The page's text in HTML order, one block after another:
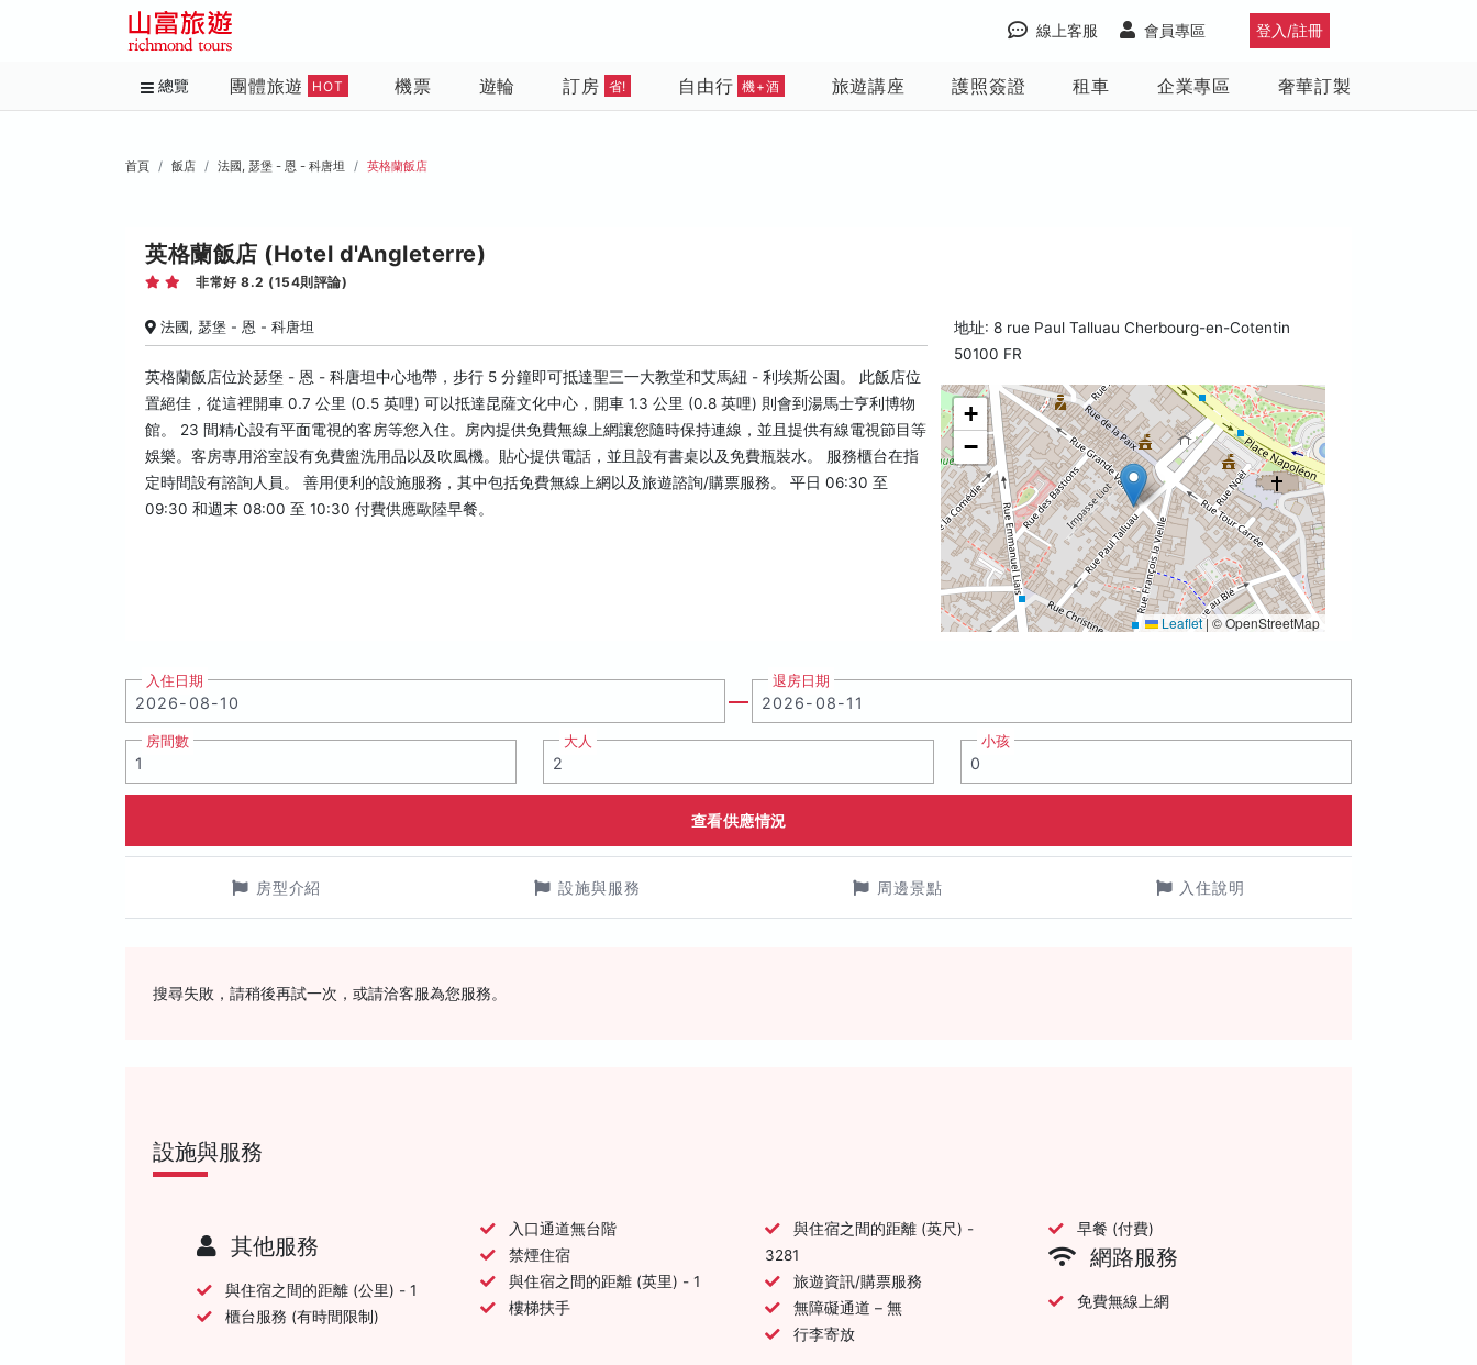
登入/註冊
會員專區
線上客服
總覽 團體旅遊 HOT 機票 遊輪 訂房 省! 自由行 機+酒 旅遊講座 護照簽證 租車 企業專區 奢華訂製
首頁 飯店 法國, 瑟堡 - 恩 - 科唐坦 英格蘭飯店
英格蘭飯店 (Hotel d'Angleterre)
非常好 8.2 (154則評論)
法國, 瑟堡 - 恩 - 科唐坦
英格蘭飯店位於瑟堡 - 恩 - 科唐坦中心地帶，步行 5 分鐘即可抵達聖三一大教堂和艾馬紐 - 利埃斯公園。 此飯店位
置絕佳，從這裡開車 0.7 公里 (0.5 英哩) 可以抵達昆薩文化中心，開車 1.3 公里 (0.8 英哩) 則會到湯馬士亨利博物
館。 23 間精心設有平面電視的客房等您入住。房內提供免費無線上網讓您隨時保持連線，並且提供有線電視節目等
娛樂。客房專用浴室設有免費盥洗用品以及吹風機。貼心提供電話，並且設有書桌以及免費瓶裝水。 服務櫃台在指
定時間設有諮詢人員。 善用便利的設施服務，其中包括免費無線上網以及旅遊諮詢/購票服務。 平日 06:30 至
09:30 和週末 08:00 至 10:30 付費供應歐陸早餐。
地址: 8 rue Paul Talluau Cherbourg-en-Cotentin
50100 FR
+
−
Leaflet| © OpenStreetMap
入住日期 退房日期
房間數 大人 小孩
查看供應情況
房型介紹 設施與服務 周邊景點 入住說明
搜尋失敗，請稍後再試一次，或請洽客服為您服務。
設施與服務
其他服務
與住宿之間的距離 (公里) - 1
櫃台服務 (有時間限制)
入口通道無台階
禁煙住宿
與住宿之間的距離 (英里) - 1
樓梯扶手
3281
旅遊資訊/購票服務
無障礙通道 – 無
行李寄放
早餐 (付費)
網路服務
免費無線上網